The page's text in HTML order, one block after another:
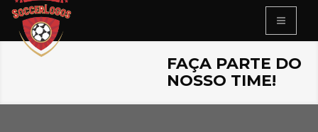
FAÇA PARTE DO
NOSSO TIME!